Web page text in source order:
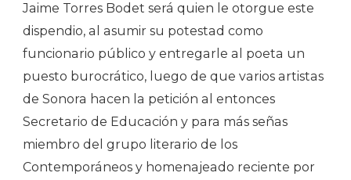
Jaime Torres Bodet será quien le otorgue este
dispendio, al asumir su potestad como
funcionario público y entregarle al poeta un
puesto burocrático, luego de que varios artistas
de Sonora hacen la petición al entonces
Secretario de Educación y para más señas
miembro del grupo literario de los
Contemporáneos y homenajeado reciente por